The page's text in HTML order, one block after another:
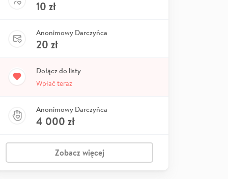
10 zł
Anonimowy Darczyńca
20 zł
Dołącz do listy
Wpłać teraz
Anonimowy Darczyńca
4 000 zł
Zobacz więcej